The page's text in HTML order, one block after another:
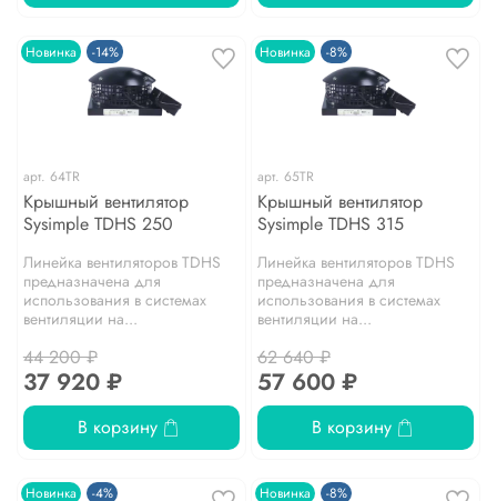
Новинка -14%
арт. 64TR
Крышный вентилятор
Sysimple TDHS 250
Линейка вентиляторов TDHS
предназначена для
использования в системах
вентиляции на...
44 200 ₽
37 920 ₽
В корзину
Новинка -8%
арт. 65TR
Крышный вентилятор
Sysimple TDHS 315
Линейка вентиляторов TDHS
предназначена для
использования в системах
вентиляции на...
62 640 ₽
57 600 ₽
В корзину
Новинка -4% Новинка -8%